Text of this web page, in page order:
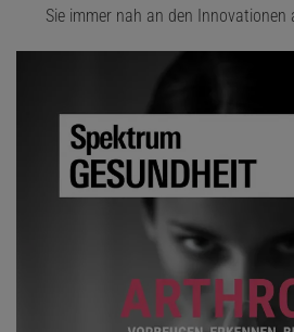
Sie immer nah an den Innovationen